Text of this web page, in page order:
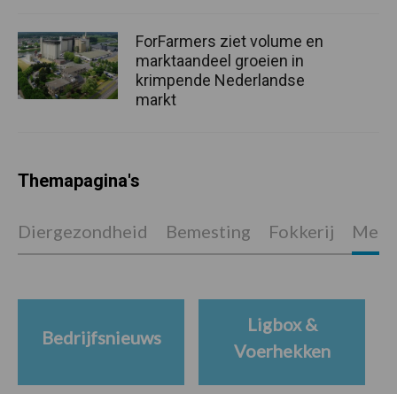
ForFarmers ziet volume en
marktaandeel groeien in
krimpende Nederlandse
markt
Themapagina's
Diergezondheid Bemesting Fokkerij
Bedrijfsnieuws
Ligbox &
Voerhekken